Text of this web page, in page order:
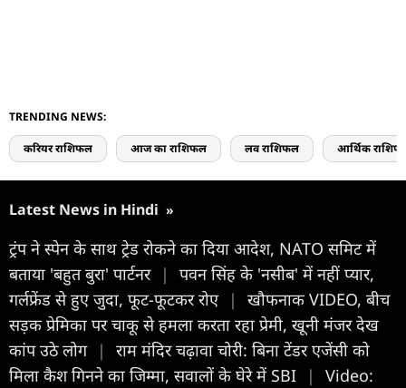
TRENDING NEWS:
करियर राशिफल आज का राशिफल लव राशिफल आर्थिक
Latest News in Hindi »
ट्रंप ने स्पेन के साथ ट्रेड रोकने का दिया आदेश, NATO समिट में
बताया 'बहुत बुरा' पार्टनर |
पवन सिंह के 'नसीब' में नहीं प्यार,
गर्लफ्रेंड से हुए जुदा, फूट-फूटकर रोए |
खौफनाक VIDEO, बीच
सड़क प्रेमिका पर चाकू से हमला करता रहा प्रेमी, खूनी मंजर देख
कांप उठे लोग |
राम मंदिर चढ़ावा चोरी: बिना टेंडर एजेंसी को
मिला कैश गिनने का जिम्मा, सवालों के घेरे में SBI
|
Video: